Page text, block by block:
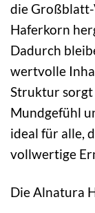
die Großblatt-
Haferkorn
Dadurch
wertvolle
Struktur sorgt
Mundgefühl
ideal für alle,
vollwertige
Die Alnatura